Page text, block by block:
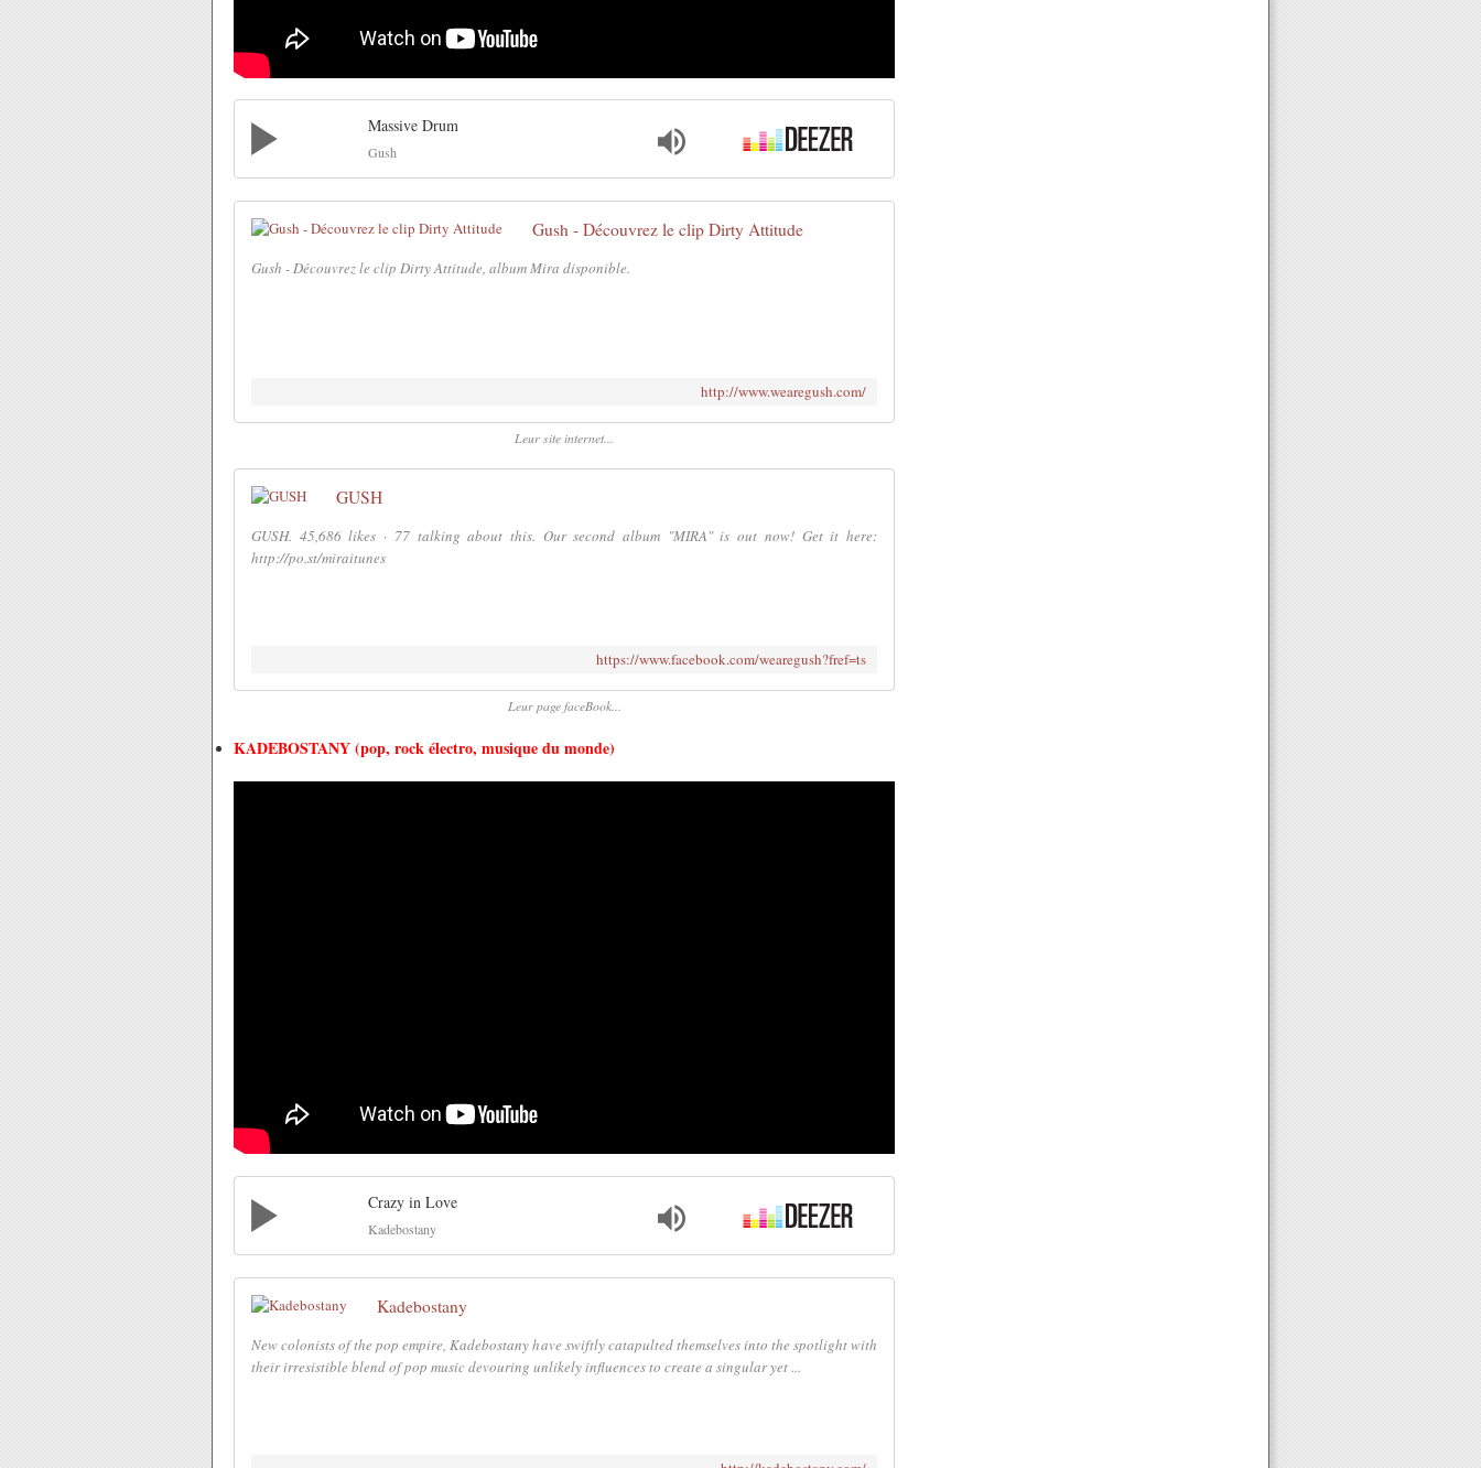
Massive Drum
Gush
Gush - Découvrez le clip Dirty Attitude
Gush - Découvrez le clip Dirty Attitude, album Mira disponible.
http://www.wearegush.com/
Leur site internet...
GUSH
GUSH. 45,686 likes · 77 talking about this. Our second album "MIRA" is out now! Get it here:
http://po.st/miraitunes
https://www.facebook.com/wearegush?fref=ts
Leur page faceBook...
KADEBOSTANY (pop, rock électro, musique du monde)
Crazy in Love
Kadebostany
Kadebostany
New colonists of the pop empire, Kadebostany have swiftly catapulted themselves into the spotlight with
their irresistible blend of pop music devouring unlikely influences to create a singular yet ...